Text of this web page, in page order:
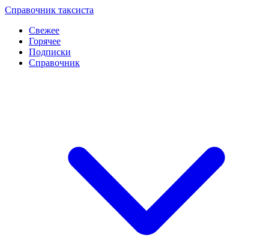
Перейти
контенту
Справочник таксиста
Свежее
Горячее
Подписки
Справочник